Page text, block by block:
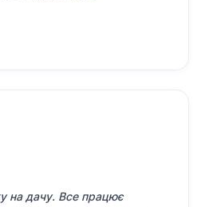
на дачу. Все працює